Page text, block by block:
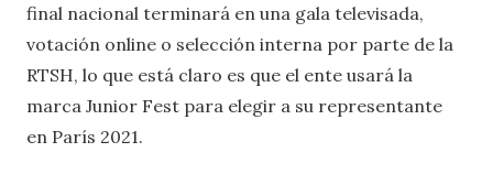
final nacional terminará en una gala televisada,
votación online o selección interna por parte de la
RTSH, lo que está claro es que el ente usará la
marca Junior Fest para elegir a su representante
en París 2021.